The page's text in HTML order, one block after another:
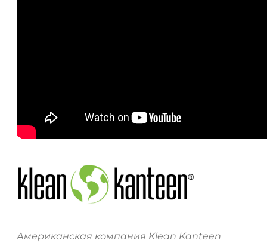
Американская компания Klean Kanteen